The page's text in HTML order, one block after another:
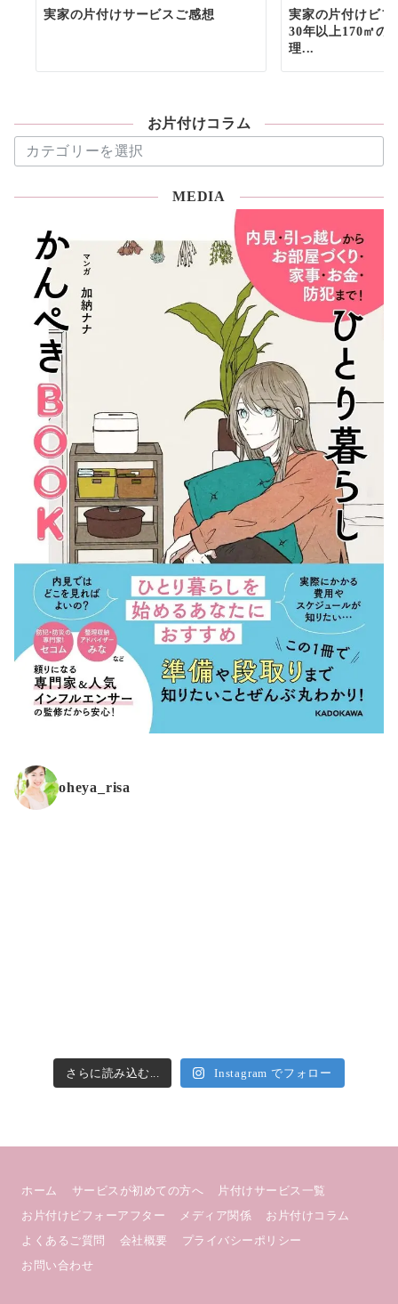
実家の片付けサービスご感想
実家の片付けビ
30年以上170㎡の
理...
お片付けコラム
片
MEDIA
oheya_risa
さらに読み込む... Instagram でフォロー
ホーム サービスが初めての方へ
片付けサービス一覧
お片付けビフォーアフター
メディア関係
お片付けコラム
よくあるご質問
会社概要
プライバシーポリシー
お問い合わせ